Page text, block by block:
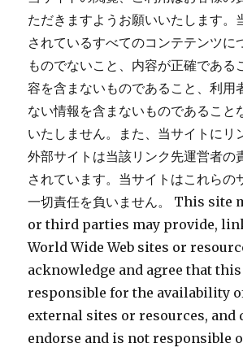
ただきますようお願いいたします。
されているすべてのコンテテンツに
ものでないこと、内容が正確である
容を含まないものであること、利用
ない情報を含まないものであること
いたしません。また、当サイトにリ
外部サイトは当該リンク先運営者の
されています。当サイトはこれらの
一切責任を負いません。 This site
or third parties may provide,
World Wide Web sites or
acknowledge and agree that
responsible for the availability
external sites or resources, and
endorse and is not responsible